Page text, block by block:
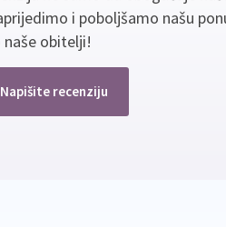
i poboljšamo našu
naše obitelji!
Napišite recenziju